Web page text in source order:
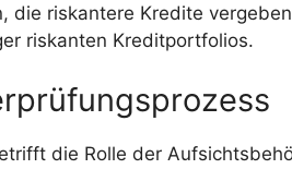
die riskantere Kredite
riskanten Kreditportfolios.
die Rolle der